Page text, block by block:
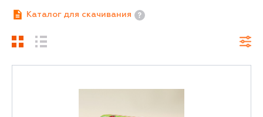
Каталог для скачивания